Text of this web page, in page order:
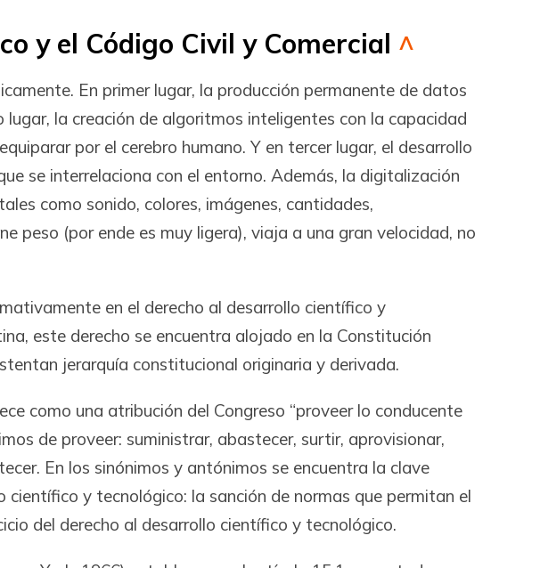
y el Código Civil y Comercial ^
En primer lugar, la producción permanente de datos
lugar, la creación de algoritmos inteligentes con la capacidad
por el cerebro humano. Y en tercer lugar, el desarrollo
se interrelaciona con el entorno. Además, la digitalización
como sonido, colores, imágenes, cantidades,
peso (por ende es muy ligera), viaja a una gran velocidad, no
en el derecho al desarrollo científico y
este derecho se encuentra alojado en la Constitución
jerarquía constitucional originaria y derivada.
como una atribución del Congreso “proveer lo conducente
de proveer: suministrar, abastecer, surtir, aprovisionar,
En los sinónimos y antónimos se encuentra la clave
y tecnológico: la sanción de normas que permitan el
del derecho al desarrollo científico y tecnológico.